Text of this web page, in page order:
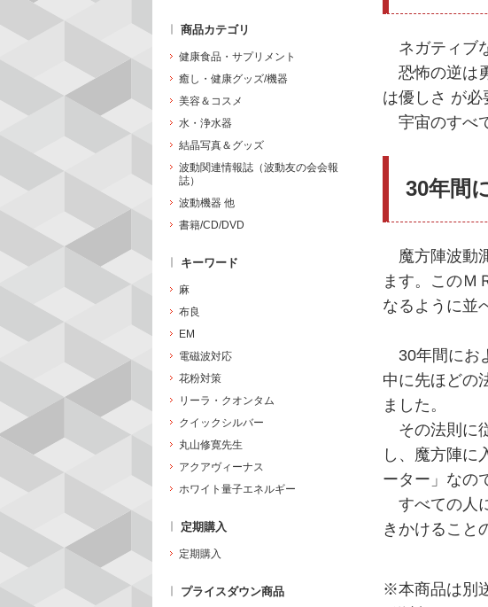
ネガティブ
恐怖の逆は
は優しさ が必
宇宙のすべ
30年間
魔方陣波動
ます。このＭ
なるように並
30年間にお
中に先ほどの
ました。
その法則に
し、魔方陣に
ーター」なの
すべての人
きかけること
※本商品は別
商品カテゴリ
健康食品・サプリメント
癒し・健康グッズ/機器
美容＆コスメ
水・浄水器
結晶写真＆グッズ
波動関連情報誌（波動友の会会報
誌）
波動機器 他
書籍/CD/DVD
キーワード
麻
布良
EM
電磁波対応
花粉対策
リーラ・クオンタム
クイックシルバー
丸山修寛先生
アクアヴィーナス
ホワイト量子エネルギー
定期購入
定期購入
プライスダウン商品